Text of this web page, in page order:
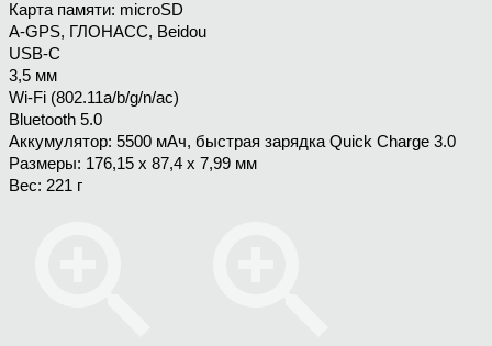
Карта памяти: microSD
A-GPS, ГЛОНАСС, Beidou
USB-C
3,5 мм
Wi-Fi (802.11a/b/g/n/ac)
Bluetooth 5.0
Аккумулятор: 5500 мАч, быстрая зарядка Quick Charge 3.0
Размеры: 176,15 х 87,4 х 7,99 мм
Вес: 221 г